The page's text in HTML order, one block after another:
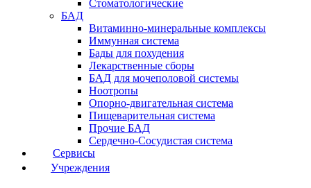
Стоматологические
БАД
Витаминно-минеральные комплексы
Иммунная система
Бады для похудения
Лекарственные сборы
БАД для мочеполовой системы
Ноотропы
Опорно-двигательная система
Пищеварительная система
Прочие БАД
Сердечно-Сосудистая система
Сервисы
Учреждения